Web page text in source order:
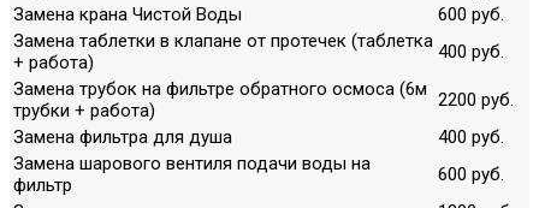
Замена крана Чистой Воды
600 руб.
Замена таблетки в клапане от протечек (таблетка
+ работа)
400 руб.
Замена трубок на фильтре обратного осмоса (6м
трубки + работа)
2200 руб.
Замена фильтра для душа
400 руб.
Замена шарового вентиля подачи воды на
фильтр
600 руб.